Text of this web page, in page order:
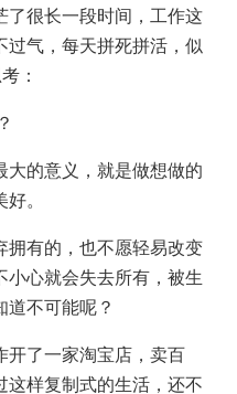
了很长一段时间，工作这
气，每天拼死拼活，似
：
的意义，就是做想做的
。
拥有的，也不愿轻易改变
心就会失去所有，被生
不可能呢？
开了一家淘宝店，卖百
样复制式的生活，还不